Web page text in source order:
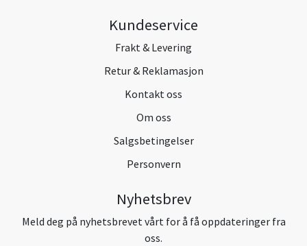
Kundeservice
Frakt & Levering
Retur & Reklamasjon
Kontakt oss
Om oss
Salgsbetingelser
Personvern
Nyhetsbrev
Meld deg på nyhetsbrevet vårt for å få oppdateringer fra
oss.